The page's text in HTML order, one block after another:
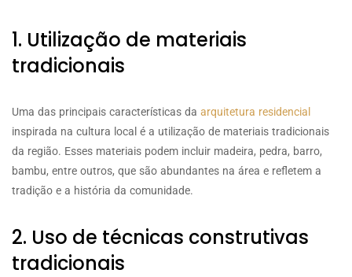
1. Utilização de materiais
tradicionais
Uma das principais características da arquitetura residencial
inspirada na cultura local é a utilização de materiais tradicionais
da região. Esses materiais podem incluir madeira, pedra, barro,
bambu, entre outros, que são abundantes na área e refletem a
tradição e a história da comunidade.
2. Uso de técnicas construtivas
tradicionais